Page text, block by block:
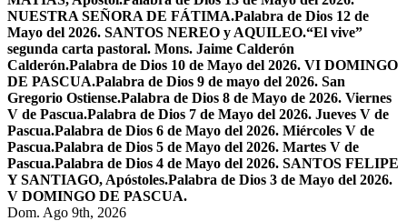
NUESTRA SEÑORA DE FÁTIMA.Palabra de Dios 12 de
Mayo del 2026. SANTOS NEREO y AQUILEO.“El vive”
segunda carta pastoral. Mons. Jaime Calderón
Calderón.Palabra de Dios 10 de Mayo del 2026. VI DOMINGO
DE PASCUA.Palabra de Dios 9 de mayo del 2026. San
Gregorio Ostiense.Palabra de Dios 8 de Mayo de 2026. Viernes
V de Pascua.Palabra de Dios 7 de Mayo del 2026. Jueves V de
Pascua.Palabra de Dios 6 de Mayo del 2026. Miércoles V de
Pascua.Palabra de Dios 5 de Mayo del 2026. Martes V de
Pascua.Palabra de Dios 4 de Mayo del 2026. SANTOS FELIPE
Y SANTIAGO, Apóstoles.Palabra de Dios 3 de Mayo del 2026.
V DOMINGO DE PASCUA.
Dom. Ago 9th, 2026